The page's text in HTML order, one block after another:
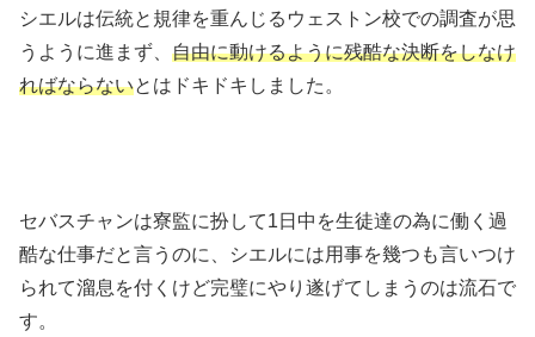
シエルは伝統と規律を重んじるウェストン校での調査が思
うように進まず、 自由に動けるように残酷な決断をしなけ
ればならないとはドキドキしました。
セバスチャンは寮監に扮して1日中を生徒達の為に働く過
酷な仕事だと言うのに、シエルには用事を幾つも言いつけ
られて溜息を付くけど完璧にやり遂げてしまうのは流石で
す。